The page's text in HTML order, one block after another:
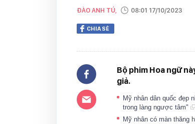
ĐÀO ANH TÚ, 08:01 17/10/2023
CHIA SẺ
Bộ phim Hoa ngữ
giả.
Mỹ nhân dân quốc đẹp
trong làng ngược tâm"
Mỹ nhân có màn thăng